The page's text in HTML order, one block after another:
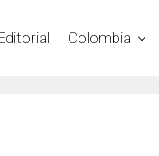
Colombia